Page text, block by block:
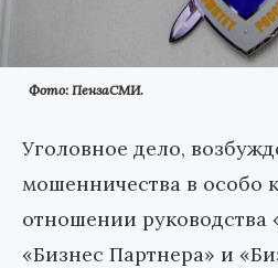
Фото: ПензаСМИ.
Уголовное дело,
мошенничества в особо
отношении руководства
«Бизнес Партнера» и